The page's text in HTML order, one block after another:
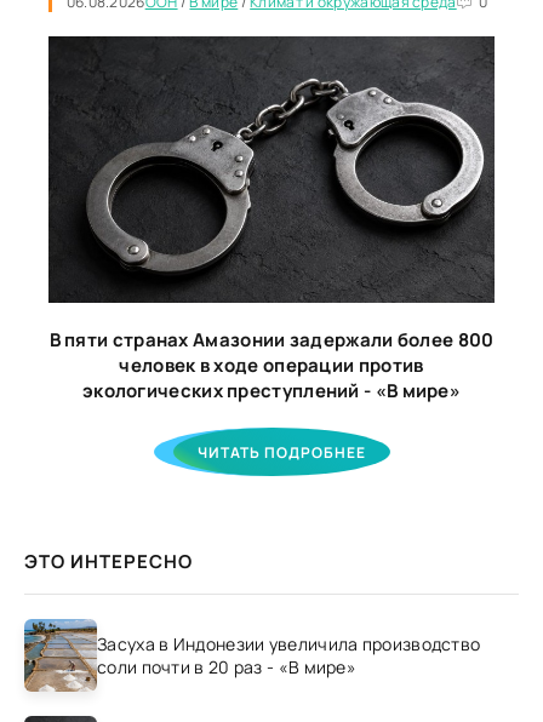
В пяти странах Амазонии задержали более 800
человек в ходе операции против
экологических преступлений - «В мире»
ЧИТАТЬ ПОДРОБНЕЕ
ЭТО ИНТЕРЕСНО
Засуха в Индонезии увеличила производство
соли почти в 20 раз - «В мире»